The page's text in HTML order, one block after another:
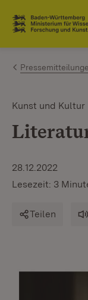
Zum Inhalt
Link zur
Kunst und Kultur
28.12.2022
Lesezeit: 3
Teilen